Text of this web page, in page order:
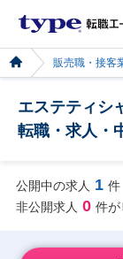
販売職・接客
エステティシ
転職・求人・
公開中の求人 1 件
非公開求人 0 件が